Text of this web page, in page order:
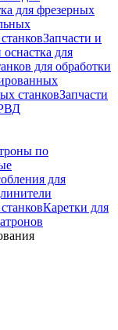
для фрезерных
Запчасти и
для
для обработки
станковЗапчасти
по
для
Каретки для